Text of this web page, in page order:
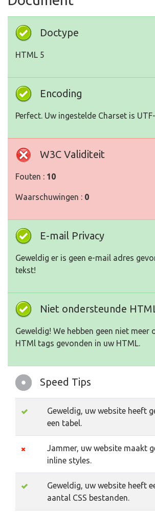
Doctype
HTML 5
Encoding
Perfect. Uw ingestelde Charset is
W3C Validiteit
Fouten : 10
Waarschuwingen : 0
E-mail Privacy
Geweldig er is geen e-mail adres
tekst!
Niet ondersteunde
Geweldig! We hebben geen niet meer
HTMl tags gevonden in uw HTML.
Speed Tips
Geweldig, uw website heeft
een tabel.
Jammer, uw website maakt
inline styles.
Geweldig, uw website heeft
aantal CSS bestanden.